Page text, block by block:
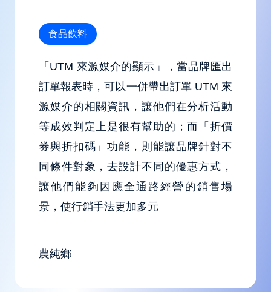
食品飲料
「UTM 來源媒介的顯示」，當品牌匯出
訂單報表時，可以一併帶出訂單 UTM 來
源媒介的相關資訊，讓他們在分析活動
等成效判定上是很有幫助的；而「折價
券與折扣碼」功能，則能讓品牌針對不
同條件對象，去設計不同的優惠方式，
讓他們能夠因應全通路經營的銷售場
景，使行銷手法更加多元
農純鄉